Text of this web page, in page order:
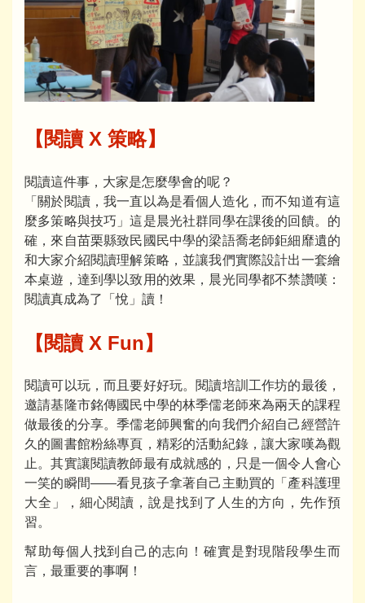
【閱讀 X 策略】
閱讀這件事，大家是怎麼學會的呢？
「關於閱讀，我一直以為是看個人造化，而不知道有這
麼多策略與技巧」這是晨光社群同學在課後的回饋。的
確，來自苗栗縣致民國民中學的梁語喬老師鉅細靡遺的
和大家介紹閱讀理解策略，並讓我們實際設計出一套繪
本桌遊，達到學以致用的效果，晨光同學都不禁讚嘆：
閱讀真成為了「悅」讀！
【閱讀 X Fun】
閱讀可以玩，而且要好好玩。閱讀培訓工作坊的最後，
邀請基隆市銘傳國民中學的林季儒老師來為兩天的課程
做最後的分享。季儒老師興奮的向我們介紹自己經營許
久的圖書館粉絲專頁，精彩的活動紀錄，讓大家嘆為觀
止。其實讓閱讀教師最有成就感的，只是一個令人會心
一笑的瞬間——看見孩子拿著自己主動買的「產科護理
大全」，細心閱讀，說是找到了人生的方向，先作預
習。
幫助每個人找到自己的志向！確實是對現階段學生而
言，最重要的事啊！